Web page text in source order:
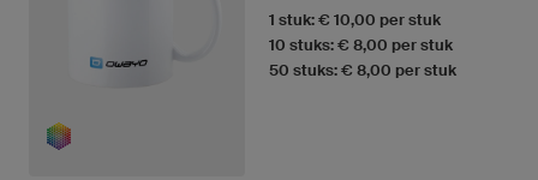
1 stuk: € 10,00 per stuk
10 stuks: € 8,00 per stuk
50 stuks: € 8,00 per stuk